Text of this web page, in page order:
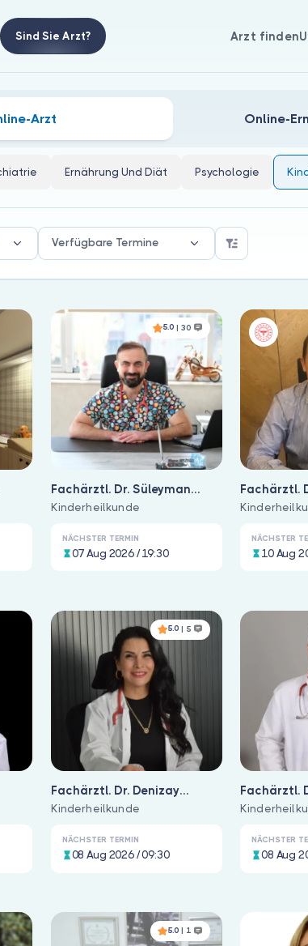
Sind Sie Arzt? Arzt finden
Arzt Online-
Ernährung Und Diät Psychologie
Verfügbare Termine
5.0| 30
Fachärztl. Dr. Süleyman
Mevlitoğlu
Kinderheilkunde
NÄCHSTER TERMIN
07 Aug 2026 / 19:30
Fachärztl.
NÄCHSTER
10 Aug
5.0| 5
Fachärztl. Dr. Denizay
Yürürer
Kinderheilkunde
NÄCHSTER TERMIN
08 Aug 2026 / 09:30
Fachärztl.
NÄCHSTER
08 Aug
5.0| 1